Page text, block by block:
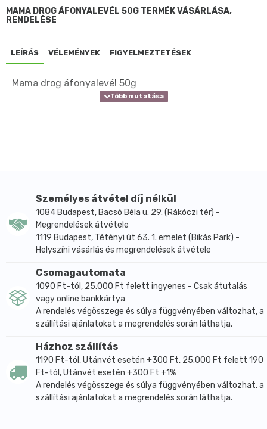
MAMA DROG ÁFONYALEVÉL 50G TERMÉK VÁSÁRLÁSA,
RENDELÉSE
LEÍRÁS VÉLEMÉNYEK FIGYELMEZTETÉSEK
Mama drog áfonyalevél 50g
Személyes átvétel díj nélkül
1084 Budapest, Bacsó Béla u. 29. (Rákóczi tér) -
Megrendelések átvétele
1119 Budapest, Tétényi út 63. 1. emelet (Bikás Park) -
Helyszíni vásárlás és megrendelések átvétele
Csomagautomata
1090 Ft-tól, 25.000 Ft felett ingyenes - Csak átutalás
vagy online bankkártya
A rendelés végösszege és súlya függvényében változhat, a
szállítási ajánlatokat a megrendelés során láthatja.
Házhoz szállítás
1190 Ft-tól, Utánvét esetén +300 Ft, 25.000 Ft felett 190
Ft-tól, Utánvét esetén +300 Ft +1%
A rendelés végösszege és súlya függvényében változhat, a
szállítási ajánlatokat a megrendelés során láthatja.